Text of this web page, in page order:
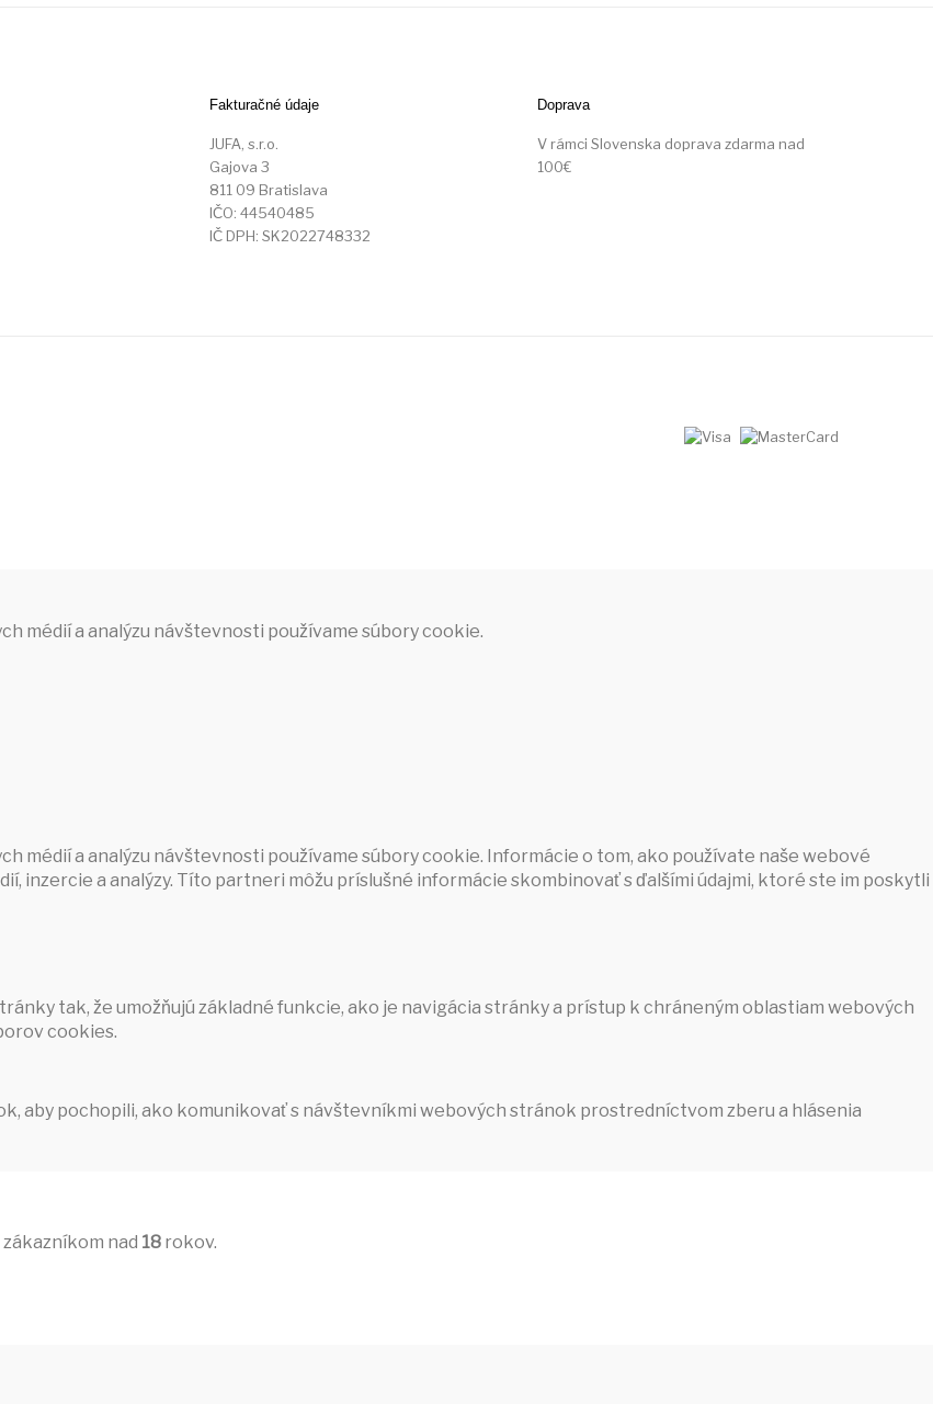
Fakturačné údaje
JUFA, s.r.o.
Gajova 3
811 09 Bratislava
IČO: 44540485
IČ DPH: SK2022748332
Doprava
V rámci Slovenska doprava zdarma nad
100€
médií a analýzu návštevnosti používame súbory cookie.
médií a analýzu návštevnosti používame súbory cookie. Informácie o tom, ako používate naše webové
inzercie a analýzy. Títo partneri môžu príslušné informácie skombinovať s ďalšími údajmi, ktoré ste im poskytli
tak, že umožňujú základné funkcie, ako je navigácia stránky a prístup k chráneným oblastiam webových
cookies.
aby pochopili, ako komunikovať s návštevníkmi webových stránok prostredníctvom zberu a hlásenia
nad 18 rokov.